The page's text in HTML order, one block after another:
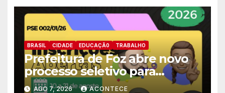
BRASIL CIDADE EDUCAÇÃ0 TRABALHO
Prefeitura de Foz abre novo
processo seletivo para
estagiários
AGO 7, 2026 ACONTECE